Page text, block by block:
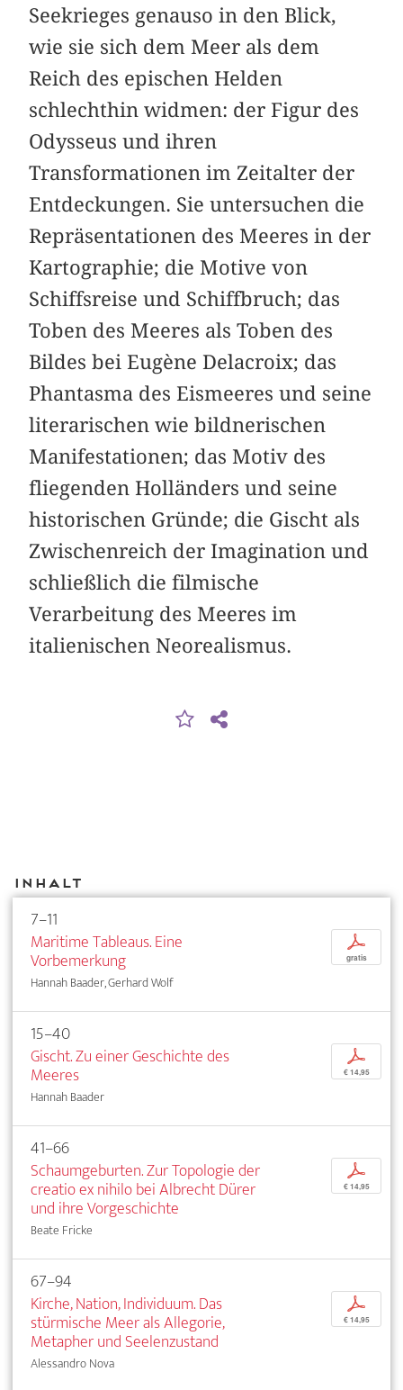
Seekrieges genauso in den Blick,
wie sie sich dem Meer als dem
Reich des epischen Helden
schlechthin widmen: der Figur des
Odysseus und ihren
Transformationen im Zeitalter der
Entdeckungen. Sie untersuchen die
Repräsentationen des Meeres in der
Kartographie; die Motive von
Schiffsreise und Schiffbruch; das
Toben des Meeres als Toben des
Bildes bei Eugène Delacroix; das
Phantasma des Eismeeres und seine
literarischen wie bildnerischen
Manifestationen; das Motiv des
fliegenden Holländers und seine
historischen Gründe; die Gischt als
Zwischenreich der Imagination und
schließlich die filmische
Verarbeitung des Meeres im
italienischen Neorealismus.
Inhalt
7–11
Maritime Tableaus. Eine
Vorbemerkung
Hannah Baader, Gerhard Wolf
p
gratis
15–40
Gischt. Zu einer Geschichte des
Meeres
Hannah Baader
p
€ 14,95
41–66
Schaumgeburten. Zur Topologie der
creatio ex nihilo bei Albrecht Dürer
und ihre Vorgeschichte
Beate Fricke
p
€ 14,95
67–94
Kirche, Nation, Individuum. Das
stürmische Meer als Allegorie,
Metapher und Seelenzustand
Alessandro Nova
p
€ 14,95